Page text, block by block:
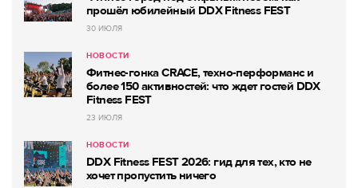
прошёл юбилейный DDX Fitness FEST
30 ИЮЛЯ
НОВОСТИ
Фитнес-гонка CRACE, техно-перформанс и
более 150 активностей: что ждет гостей DDX
Fitness FEST
23 ИЮЛЯ
НОВОСТИ
DDX Fitness FEST 2026: гид для тех, кто не
хочет пропустить ничего